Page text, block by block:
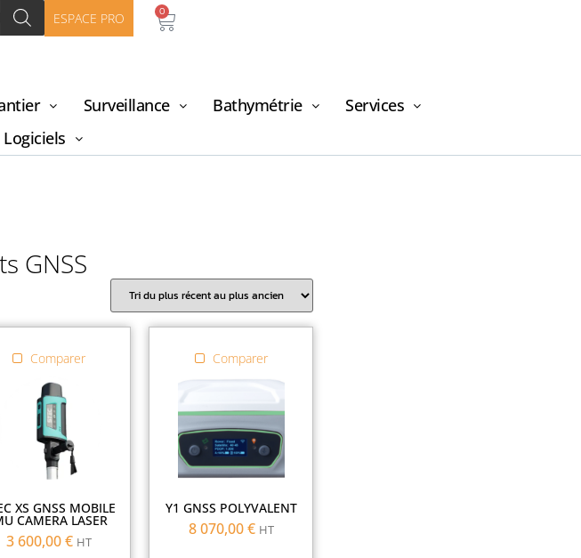
ESPACE PRO 0
Surveillance Bathymétrie
Services
Logiciels
GNSS
Comparer
XS GNSS MOBILE
CAMERA LASER
3 600,00€ HT
Comparer
Y1 GNSS POLYVALENT
8 070,00€ HT